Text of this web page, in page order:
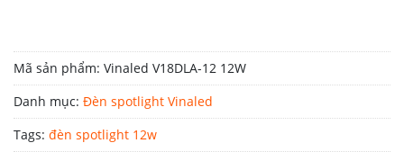
Mã sản phẩm: Vinaled V18DLA-12 12W
Danh mục: Đèn spotlight Vinaled
Tags: đèn spotlight 12w